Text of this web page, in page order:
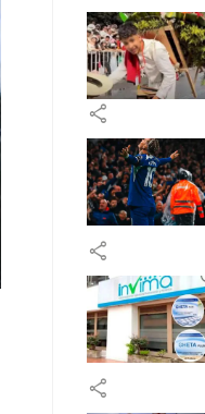
share
share
share